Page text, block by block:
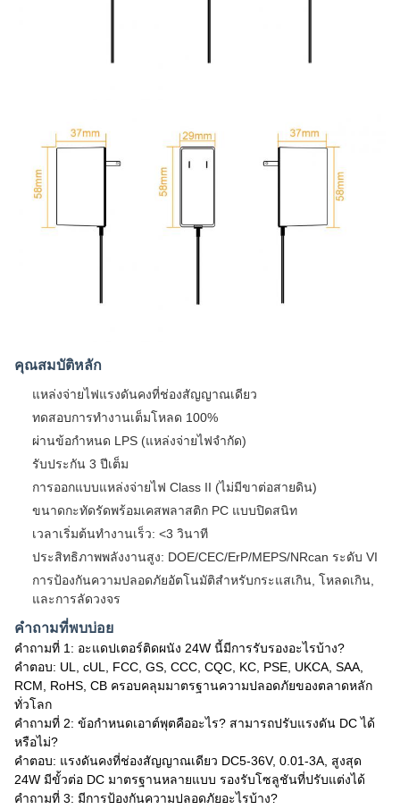
คุณสมบัติหลัก
แหล่งจ่ายไฟแรงดันคงที่ช่องสัญญาณเดียว
ทดสอบการทำงานเต็มโหลด 100%
ผ่านข้อกำหนด LPS (แหล่งจ่ายไฟจำกัด)
รับประกัน 3 ปีเต็ม
การออกแบบแหล่งจ่ายไฟ Class II (ไม่มีขาต่อสายดิน)
ขนาดกะทัดรัดพร้อมเคสพลาสติก PC แบบปิดสนิท
เวลาเริ่มต้นทำงานเร็ว: <3 วินาที
ประสิทธิภาพพลังงานสูง: DOE/CEC/ErP/MEPS/NRcan ระดับ VI
การป้องกันความปลอดภัยอัตโนมัติสำหรับกระแสเกิน, โหลดเกิน,
และการลัดวงจร
คำถามที่พบบ่อย
คำถามที่ 1: อะแดปเตอร์ติดผนัง 24W นี้มีการรับรองอะไรบ้าง?
คำตอบ: UL, cUL, FCC, GS, CCC, CQC, KC, PSE, UKCA, SAA,
RCM, RoHS, CB ครอบคลุมมาตรฐานความปลอดภัยของตลาดหลัก
ทั่วโลก
คำถามที่ 2: ข้อกำหนดเอาต์พุตคืออะไร? สามารถปรับแรงดัน DC ได้
หรือไม่?
คำตอบ: แรงดันคงที่ช่องสัญญาณเดียว DC5-36V, 0.01-3A, สูงสุด
24W มีขั้วต่อ DC มาตรฐานหลายแบบ รองรับโซลูชันที่ปรับแต่งได้
คำถามที่ 3: มีการป้องกันความปลอดภัยอะไรบ้าง?